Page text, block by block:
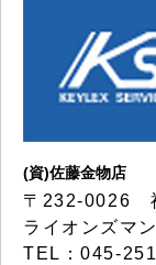
(資)佐藤金物店
〒232-0026
ライオンズマ
TEL：045-